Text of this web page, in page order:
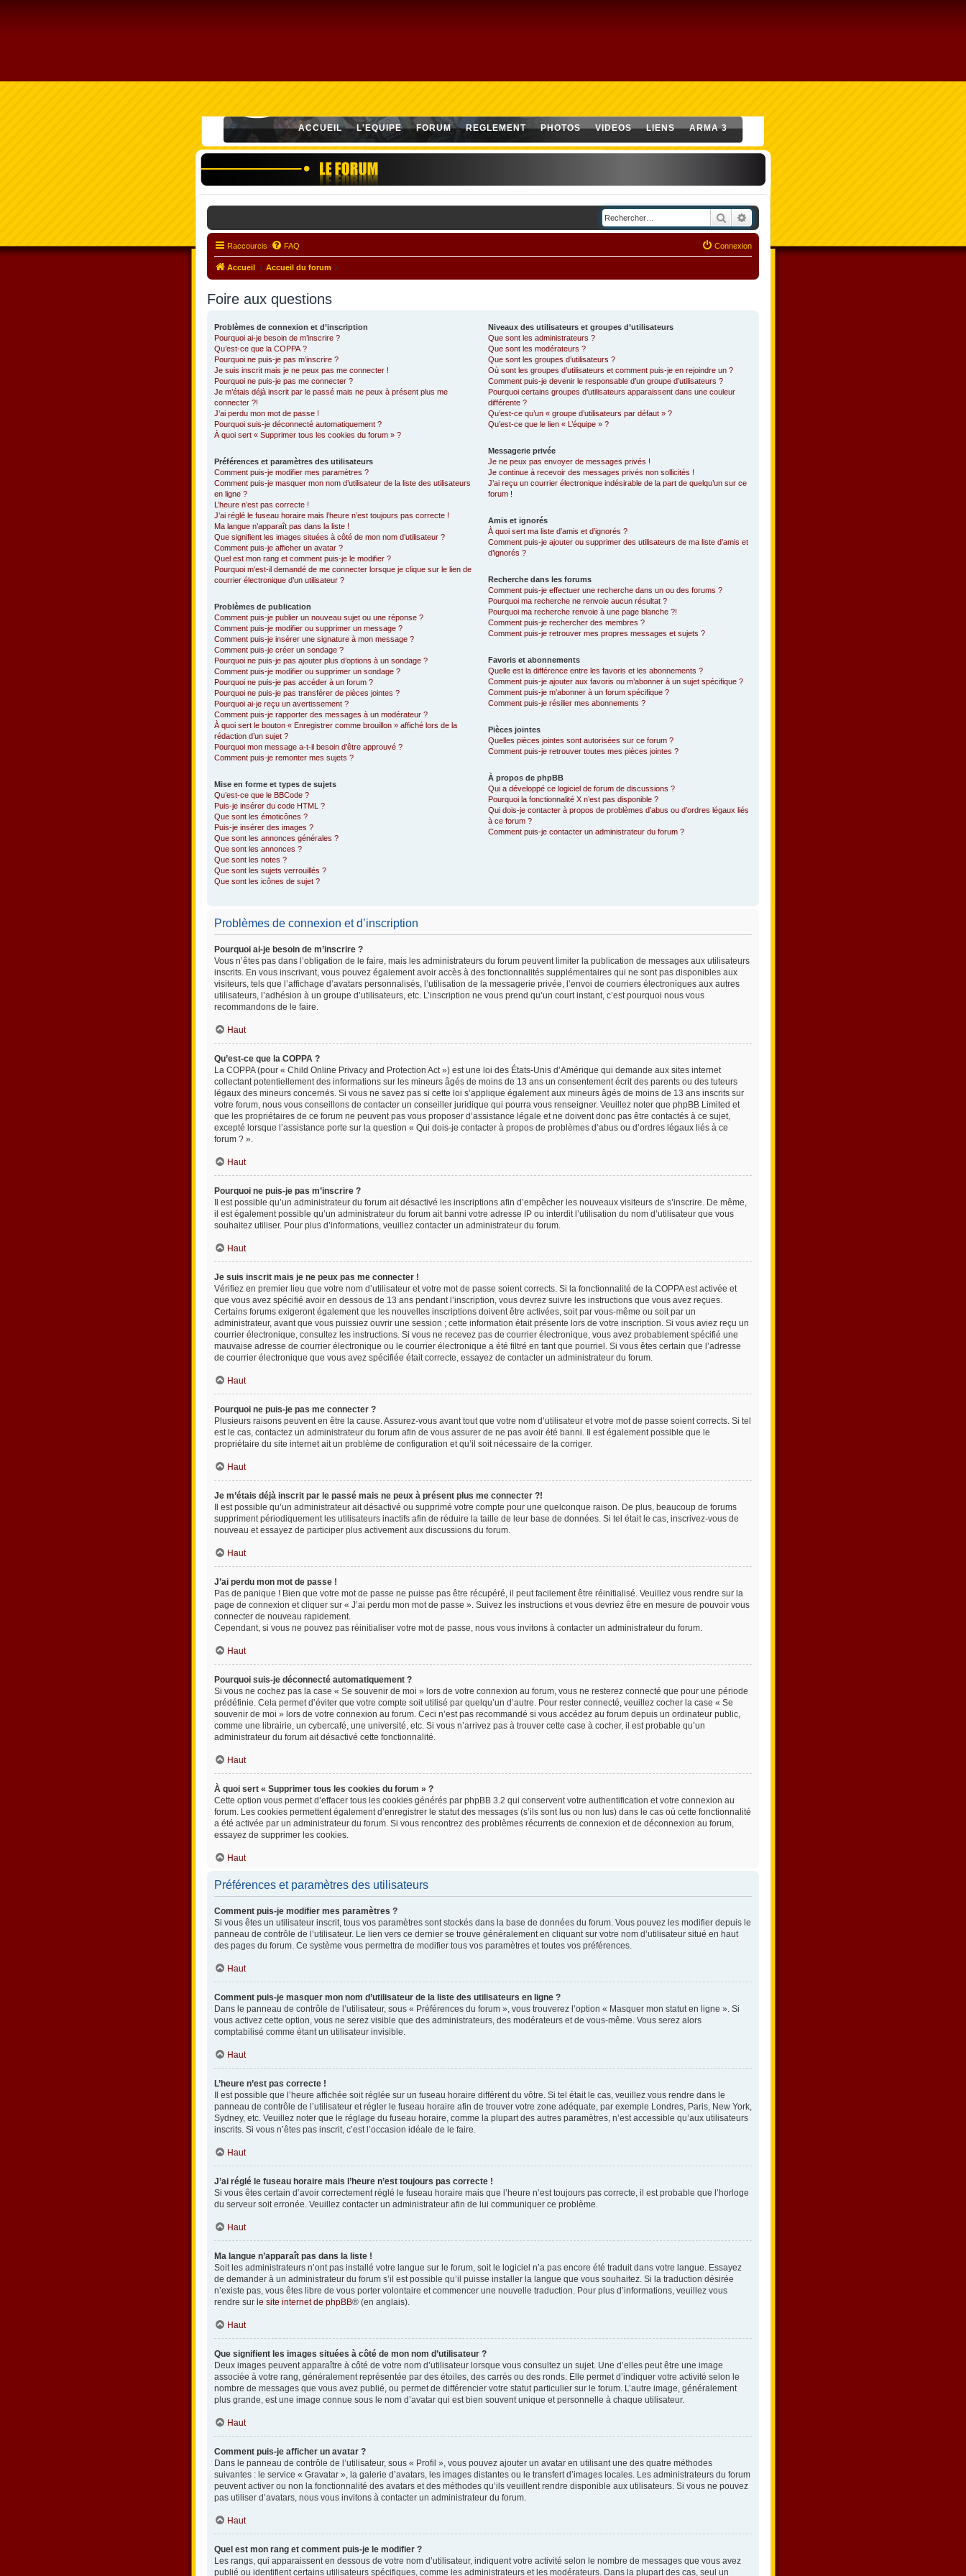
ACCUEIL L'EQUIPE FORUM REGLEMENT PHOTOS VIDEOS LIENS ARMA 3
Rechercher
Raccourcis FAQ Connexion
Accueil Accueil du forum
Foire aux questions
Problèmes de connexion et d’inscription
Pourquoi ai-je besoin de m’inscrire ?
Qu’est-ce que la COPPA ?
Pourquoi ne puis-je pas m’inscrire ?
Je suis inscrit mais je ne peux pas me connecter !
Pourquoi ne puis-je pas me connecter ?
Je m’étais déjà inscrit par le passé mais ne peux à présent plus me
connecter ?!
J’ai perdu mon mot de passe !
Pourquoi suis-je déconnecté automatiquement ?
À quoi sert « Supprimer tous les cookies du forum » ?
Préférences et paramètres des utilisateurs
Comment puis-je modifier mes paramètres ?
Comment puis-je masquer mon nom d’utilisateur de la liste des utilisateurs
en ligne ?
L’heure n’est pas correcte !
J’ai réglé le fuseau horaire mais l’heure n’est toujours pas correcte !
Ma langue n’apparaît pas dans la liste !
Que signifient les images situées à côté de mon nom d’utilisateur ?
Comment puis-je afficher un avatar ?
Quel est mon rang et comment puis-je le modifier ?
Pourquoi m’est-il demandé de me connecter lorsque je clique sur le lien de
courrier électronique d’un utilisateur ?
Problèmes de publication
Comment puis-je publier un nouveau sujet ou une réponse ?
Comment puis-je modifier ou supprimer un message ?
Comment puis-je insérer une signature à mon message ?
Comment puis-je créer un sondage ?
Pourquoi ne puis-je pas ajouter plus d’options à un sondage ?
Comment puis-je modifier ou supprimer un sondage ?
Pourquoi ne puis-je pas accéder à un forum ?
Pourquoi ne puis-je pas transférer de pièces jointes ?
Pourquoi ai-je reçu un avertissement ?
Comment puis-je rapporter des messages à un modérateur ?
À quoi sert le bouton « Enregistrer comme brouillon » affiché lors de la
rédaction d’un sujet ?
Pourquoi mon message a-t-il besoin d’être approuvé ?
Comment puis-je remonter mes sujets ?
Mise en forme et types de sujets
Qu’est-ce que le BBCode ?
Puis-je insérer du code HTML ?
Que sont les émoticônes ?
Puis-je insérer des images ?
Que sont les annonces générales ?
Que sont les annonces ?
Que sont les notes ?
Que sont les sujets verrouillés ?
Que sont les icônes de sujet ?
Niveaux des utilisateurs et groupes d’utilisateurs
Que sont les administrateurs ?
Que sont les modérateurs ?
Que sont les groupes d’utilisateurs ?
Où sont les groupes d’utilisateurs et comment puis-je en rejoindre un ?
Comment puis-je devenir le responsable d’un groupe d’utilisateurs ?
Pourquoi certains groupes d’utilisateurs apparaissent dans une couleur
différente ?
Qu’est-ce qu’un « groupe d’utilisateurs par défaut » ?
Qu’est-ce que le lien « L’équipe » ?
Messagerie privée
Je ne peux pas envoyer de messages privés !
Je continue à recevoir des messages privés non sollicités !
J’ai reçu un courrier électronique indésirable de la part de quelqu’un sur ce
forum !
Amis et ignorés
À quoi sert ma liste d’amis et d’ignorés ?
Comment puis-je ajouter ou supprimer des utilisateurs de ma liste d’amis et
d’ignorés ?
Recherche dans les forums
Comment puis-je effectuer une recherche dans un ou des forums ?
Pourquoi ma recherche ne renvoie aucun résultat ?
Pourquoi ma recherche renvoie à une page blanche ?!
Comment puis-je rechercher des membres ?
Comment puis-je retrouver mes propres messages et sujets ?
Favoris et abonnements
Quelle est la différence entre les favoris et les abonnements ?
Comment puis-je ajouter aux favoris ou m’abonner à un sujet spécifique ?
Comment puis-je m’abonner à un forum spécifique ?
Comment puis-je résilier mes abonnements ?
Pièces jointes
Quelles pièces jointes sont autorisées sur ce forum ?
Comment puis-je retrouver toutes mes pièces jointes ?
À propos de phpBB
Qui a développé ce logiciel de forum de discussions ?
Pourquoi la fonctionnalité X n’est pas disponible ?
Qui dois-je contacter à propos de problèmes d’abus ou d’ordres légaux liés
à ce forum ?
Comment puis-je contacter un administrateur du forum ?
Problèmes de connexion et d’inscription
Pourquoi ai-je besoin de m’inscrire ?
Vous n’êtes pas dans l’obligation de le faire, mais les administrateurs du forum peuvent limiter la publication de messages aux utilisateurs
inscrits. En vous inscrivant, vous pouvez également avoir accès à des fonctionnalités supplémentaires qui ne sont pas disponibles aux
visiteurs, tels que l’affichage d’avatars personnalisés, l’utilisation de la messagerie privée, l’envoi de courriers électroniques aux autres
utilisateurs, l’adhésion à un groupe d’utilisateurs, etc. L’inscription ne vous prend qu’un court instant, c’est pourquoi nous vous
recommandons de le faire.
Haut
Qu’est-ce que la COPPA ?
La COPPA (pour « Child Online Privacy and Protection Act ») est une loi des États-Unis d’Amérique qui demande aux sites internet
collectant potentiellement des informations sur les mineurs âgés de moins de 13 ans un consentement écrit des parents ou des tuteurs
légaux des mineurs concernés. Si vous ne savez pas si cette loi s’applique également aux mineurs âgés de moins de 13 ans inscrits sur
votre forum, nous vous conseillons de contacter un conseiller juridique qui pourra vous renseigner. Veuillez noter que phpBB Limited et
que les propriétaires de ce forum ne peuvent pas vous proposer d’assistance légale et ne doivent donc pas être contactés à ce sujet,
excepté lorsque l’assistance porte sur la question « Qui dois-je contacter à propos de problèmes d’abus ou d’ordres légaux liés à ce
forum ? ».
Haut
Pourquoi ne puis-je pas m’inscrire ?
Il est possible qu’un administrateur du forum ait désactivé les inscriptions afin d’empêcher les nouveaux visiteurs de s’inscrire. De même,
il est également possible qu’un administrateur du forum ait banni votre adresse IP ou interdit l’utilisation du nom d’utilisateur que vous
souhaitez utiliser. Pour plus d’informations, veuillez contacter un administrateur du forum.
Haut
Je suis inscrit mais je ne peux pas me connecter !
Vérifiez en premier lieu que votre nom d’utilisateur et votre mot de passe soient corrects. Si la fonctionnalité de la COPPA est activée et
que vous avez spécifié avoir en dessous de 13 ans pendant l’inscription, vous devrez suivre les instructions que vous avez reçues.
Certains forums exigeront également que les nouvelles inscriptions doivent être activées, soit par vous-même ou soit par un
administrateur, avant que vous puissiez ouvrir une session ; cette information était présente lors de votre inscription. Si vous aviez reçu un
courrier électronique, consultez les instructions. Si vous ne recevez pas de courrier électronique, vous avez probablement spécifié une
mauvaise adresse de courrier électronique ou le courrier électronique a été filtré en tant que pourriel. Si vous êtes certain que l’adresse
de courrier électronique que vous avez spécifiée était correcte, essayez de contacter un administrateur du forum.
Haut
Pourquoi ne puis-je pas me connecter ?
Plusieurs raisons peuvent en être la cause. Assurez-vous avant tout que votre nom d’utilisateur et votre mot de passe soient corrects. Si tel
est le cas, contactez un administrateur du forum afin de vous assurer de ne pas avoir été banni. Il est également possible que le
propriétaire du site internet ait un problème de configuration et qu’il soit nécessaire de la corriger.
Haut
Je m’étais déjà inscrit par le passé mais ne peux à présent plus me connecter ?!
Il est possible qu’un administrateur ait désactivé ou supprimé votre compte pour une quelconque raison. De plus, beaucoup de forums
suppriment périodiquement les utilisateurs inactifs afin de réduire la taille de leur base de données. Si tel était le cas, inscrivez-vous de
nouveau et essayez de participer plus activement aux discussions du forum.
Haut
J’ai perdu mon mot de passe !
Pas de panique ! Bien que votre mot de passe ne puisse pas être récupéré, il peut facilement être réinitialisé. Veuillez vous rendre sur la
page de connexion et cliquer sur « J’ai perdu mon mot de passe ». Suivez les instructions et vous devriez être en mesure de pouvoir vous
connecter de nouveau rapidement.
Cependant, si vous ne pouvez pas réinitialiser votre mot de passe, nous vous invitons à contacter un administrateur du forum.
Haut
Pourquoi suis-je déconnecté automatiquement ?
Si vous ne cochez pas la case « Se souvenir de moi » lors de votre connexion au forum, vous ne resterez connecté que pour une période
prédéfinie. Cela permet d’éviter que votre compte soit utilisé par quelqu’un d’autre. Pour rester connecté, veuillez cocher la case « Se
souvenir de moi » lors de votre connexion au forum. Ceci n’est pas recommandé si vous accédez au forum depuis un ordinateur public,
comme une librairie, un cybercafé, une université, etc. Si vous n’arrivez pas à trouver cette case à cocher, il est probable qu’un
administrateur du forum ait désactivé cette fonctionnalité.
Haut
À quoi sert « Supprimer tous les cookies du forum » ?
Cette option vous permet d’effacer tous les cookies générés par phpBB 3.2 qui conservent votre authentification et votre connexion au
forum. Les cookies permettent également d’enregistrer le statut des messages (s’ils sont lus ou non lus) dans le cas où cette fonctionnalité
a été activée par un administrateur du forum. Si vous rencontrez des problèmes récurrents de connexion et de déconnexion au forum,
essayez de supprimer les cookies.
Haut
Préférences et paramètres des utilisateurs
Comment puis-je modifier mes paramètres ?
Si vous êtes un utilisateur inscrit, tous vos paramètres sont stockés dans la base de données du forum. Vous pouvez les modifier depuis le
panneau de contrôle de l’utilisateur. Le lien vers ce dernier se trouve généralement en cliquant sur votre nom d’utilisateur situé en haut
des pages du forum. Ce système vous permettra de modifier tous vos paramètres et toutes vos préférences.
Haut
Comment puis-je masquer mon nom d’utilisateur de la liste des utilisateurs en ligne ?
Dans le panneau de contrôle de l’utilisateur, sous « Préférences du forum », vous trouverez l’option « Masquer mon statut en ligne ». Si
vous activez cette option, vous ne serez visible que des administrateurs, des modérateurs et de vous-même. Vous serez alors
comptabilisé comme étant un utilisateur invisible.
Haut
L’heure n’est pas correcte !
Il est possible que l’heure affichée soit réglée sur un fuseau horaire différent du vôtre. Si tel était le cas, veuillez vous rendre dans le
panneau de contrôle de l’utilisateur et régler le fuseau horaire afin de trouver votre zone adéquate, par exemple Londres, Paris, New York,
Sydney, etc. Veuillez noter que le réglage du fuseau horaire, comme la plupart des autres paramètres, n’est accessible qu’aux utilisateurs
inscrits. Si vous n’êtes pas inscrit, c’est l’occasion idéale de le faire.
Haut
J’ai réglé le fuseau horaire mais l’heure n’est toujours pas correcte !
Si vous êtes certain d’avoir correctement réglé le fuseau horaire mais que l’heure n’est toujours pas correcte, il est probable que l’horloge
du serveur soit erronée. Veuillez contacter un administrateur afin de lui communiquer ce problème.
Haut
Ma langue n’apparaît pas dans la liste !
Soit les administrateurs n’ont pas installé votre langue sur le forum, soit le logiciel n’a pas encore été traduit dans votre langue. Essayez
de demander à un administrateur du forum s’il est possible qu’il puisse installer la langue que vous souhaitez. Si la traduction désirée
n’existe pas, vous êtes libre de vous porter volontaire et commencer une nouvelle traduction. Pour plus d’informations, veuillez vous
rendre sur le site internet de phpBB® (en anglais).
Haut
Que signifient les images situées à côté de mon nom d’utilisateur ?
Deux images peuvent apparaître à côté de votre nom d’utilisateur lorsque vous consultez un sujet. Une d’elles peut être une image
associée à votre rang, généralement représentée par des étoiles, des carrés ou des ronds. Elle permet d’indiquer votre activité selon le
nombre de messages que vous avez publié, ou permet de différencier votre statut particulier sur le forum. L’autre image, généralement
plus grande, est une image connue sous le nom d’avatar qui est bien souvent unique et personnelle à chaque utilisateur.
Haut
Comment puis-je afficher un avatar ?
Dans le panneau de contrôle de l’utilisateur, sous « Profil », vous pouvez ajouter un avatar en utilisant une des quatre méthodes
suivantes : le service « Gravatar », la galerie d’avatars, les images distantes ou le transfert d’images locales. Les administrateurs du forum
peuvent activer ou non la fonctionnalité des avatars et des méthodes qu’ils veuillent rendre disponible aux utilisateurs. Si vous ne pouvez
pas utiliser d’avatars, nous vous invitons à contacter un administrateur du forum.
Haut
Quel est mon rang et comment puis-je le modifier ?
Les rangs, qui apparaissent en dessous de votre nom d’utilisateur, indiquent votre activité selon le nombre de messages que vous avez
publié ou identifient certains utilisateurs spécifiques, comme les administrateurs et les modérateurs. Dans la plupart des cas, seul un